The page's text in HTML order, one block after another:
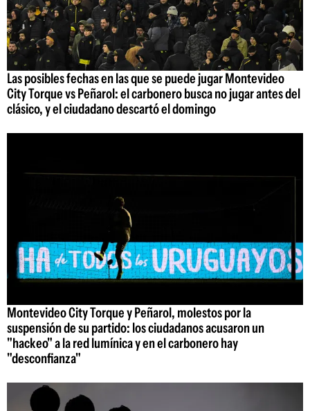
Las posibles fechas en las que se puede jugar Montevideo
City Torque vs Peñarol: el carbonero busca no jugar antes del
clásico, y el ciudadano descartó el domingo
Montevideo City Torque y Peñarol, molestos por la
suspensión de su partido: los ciudadanos acusaron un
"hackeo" a la red lumínica y en el carbonero hay
"desconfianza"